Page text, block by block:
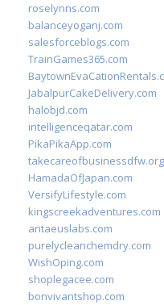
roselynns.com
balanceyoganj.com
salesforceblogs.com
TrainGames365.com
JabalpurCakeDelivery.com
halobjd.com
intelligenceqatar.com
PikaPikaApp.com
takecareofbusinessdfw.org
HamadaOfJapan.com
VersifyLifestyle.com
kingscreekadventures.com
antaeuslabs.com
purelycleanchemdry.com
WishOping.com
shoplegacee.com
bonvivantshop.com